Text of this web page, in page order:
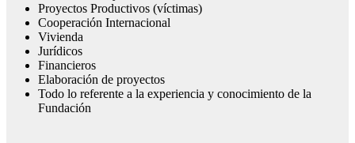
Proyectos Productivos (víctimas)
Cooperación Internacional
Vivienda
Jurídicos
Financieros
Elaboración de proyectos
Todo lo referente a la experiencia y conocimiento de la
Fundación